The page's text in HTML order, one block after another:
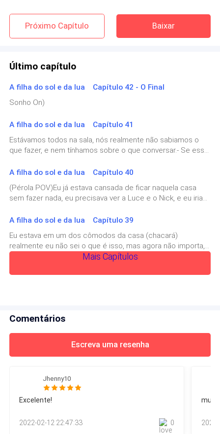
Mais
Próximo Capítulo Baixar
Último capítulo
A filha do sol e da lua Capítulo 42 - O Final
Sonho On)
A filha do sol e da lua Capítulo 41
Estávamos todos na sala, nós realmente não sabiamos o
que fazer, e nem tínhamos sobre o que conversar.- Se essa
Perguntei.
A filha do sol e da lua Capítulo 40
(Pérola POV)Eu já estava cansada de ficar naquela casa
sem fazer nada, eu precisava ver a Luce e o Nick, e eu iria
A filha do sol e da lua Capítulo 39
Eu estava em um dos cômodos da casa (chacará)
realmente eu não sei o que é isso, mas agora não importa,
logo vi Dastan entrando na sala, ou seja, no cômodo que eu
Mais Capítulos
Comentários
Escreva uma resenha
Jhenny10
Excelente!
2022-02-12 22:47:33 0